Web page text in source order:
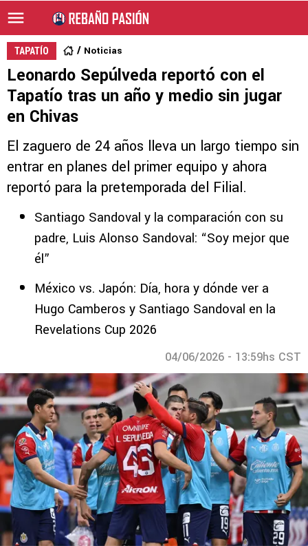
TAPATÍO Noticias
Leonardo Sepúlveda reportó con el
Tapatío tras un año y medio sin jugar
en Chivas
El zaguero de 24 años lleva un largo tiempo sin
entrar en planes del primer equipo y ahora
reportó para la pretemporada del Filial.
Santiago Sandoval y la comparación con su
padre, Luis Alonso Sandoval: “Soy mejor que
él”
México vs. Japón: Día, hora y dónde ver a
Hugo Camberos y Santiago Sandoval en la
Revelations Cup 2026
04/06/2026 - 13:59hs CST